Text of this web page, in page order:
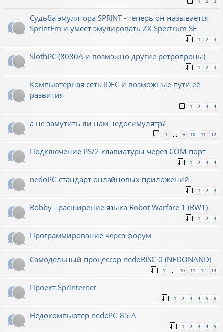
1 2 3
Судьба эмулятора SPRINT - теперь он называется
SprintEm и умеет эмулировать ZX Spectrum SE
1 2 3
SlothPC (8080A и возможно другие ретропроцы)
1 2 3
Компьютерная сеть IDEC и возможные пути её
развития
1 2 3 4
а не замутить ли нам недосимулятр?
1 9 10 11 12
Подключение PS/2 клавиатуры через COM порт
1 2 3 4
nedoPC-стандарт онлайновых приложений
1 2 3
Robby - расширение языка Robot Warfare 1 (RW1)
1 2 3
Программирование через форум
Самодельный процессор nedoRISC-0 (NEDONAND)
1 10 11 12 13
Проект Sprinternet
1 2 3 4 5 6
Недокомпьютер nedoPC-85-A
1 2 3 4 5